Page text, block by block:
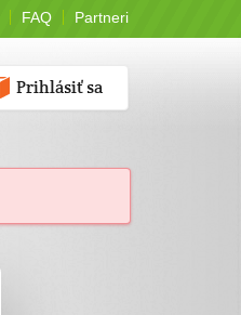
FAQ Partneri
Prihlásiť sa